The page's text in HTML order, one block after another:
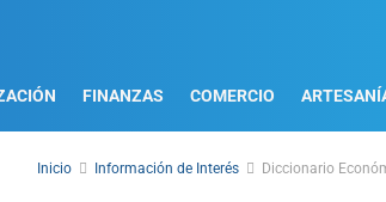
FINANZAS COMERCIO
Inicio Información de Interés Diccionario